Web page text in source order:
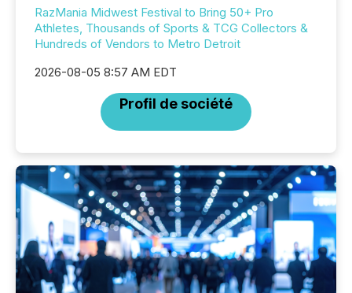
RazMania Midwest Festival to Bring 50+ Pro
Athletes, Thousands of Sports & TCG Collectors &
Hundreds of Vendors to Metro Detroit
2026-08-05 8:57 AM EDT
Profil de société